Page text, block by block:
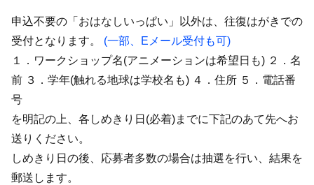
申込不要の「おはなしいっぱい」以外は、往復はがきでの
受付となります。
(一部、Eメール受付も可)
１．ワークショップ名(アニメーションは希望日も) ２．名
前 ３．学年(触れる地球は学校名も) ４．住所 ５．電話番
号
を明記の上、各しめきり日(必着)までに下記のあて先へお
送りください。
しめきり日の後、応募者多数の場合は抽選を行い、結果を
郵送します。